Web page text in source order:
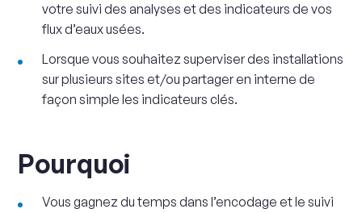
votre suivi des analyses et des indicateurs de vos
flux d’eaux usées.
Lorsque vous souhaitez superviser des installations
sur plusieurs sites et/ou partager en interne de
façon simple les indicateurs clés.
Pourquoi
Vous gagnez du temps dans l’encodage et le suivi